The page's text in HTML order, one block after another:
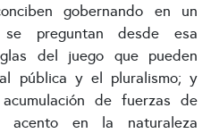
gobernando en un
preguntan desde esa
del juego que pueden
pública y el pluralismo; y
de fuerzas de
acento en la naturaleza